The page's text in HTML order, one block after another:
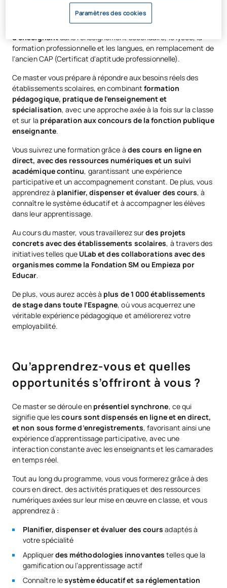
master universitaire en enseignement secondaire
le diplôme officiel qui dispense laformation pédagogique et
didactique obligatoire pour exercer la profession
d'enseignantdans l'enseignement secondaire, le lycée, la
formation professionnelle et les langues, en remplacement de
l'ancien CAP (Certificat d'aptitude professionnelle).
Ce master vous prépare à répondre aux besoins réels des
établissements scolaires, en combinantformation
pédagogique, pratique de l’enseignement et
spécialisation, avec une approche axée à la fois sur la classe
et sur la préparation aux concours de la fonction publique
enseignante.
Vous suivrez une formation grâce à des cours en ligne en
direct, avec des ressources numériques et un suivi
académique continu, garantissant une expérience
participative et un accompagnement constant. De plus, vous
apprendrez à planifier, dispenser et évaluer des cours, à
connaître le système éducatif et à accompagner les élèves
dans leur apprentissage.
Au cours du master, vous travaillerez surdes projets
concrets avec des établissements scolaires, à travers des
initiatives telles que ULab et des collaborations avec des
organismes comme la Fondation SM ou Empieza por
Educar.
De plus, vous aurez accès à plus de 1 000 établissements
de stage dans toute l’Espagne, où vous acquerrez une
véritable expérience pédagogique et améliorerez votre
employabilité.
Qu’apprendrez-vous et quelles
opportunités s’offriront à vous ?
Ce master se déroule en présentiel synchrone, ce qui
signifie que lescours sont dispensés en ligne et en direct,
et non sous forme d’enregistrements, favorisant ainsi une
expérience d’apprentissage participative, avec une
interaction constante avec les enseignants et les camarades
en temps réel.
Tout au long du programme, vous vous formerez grâce à des
cours en direct, des activités pratiques et des ressources
numériques axées sur leur mise en œuvre en classe, et vous
apprendrez à :
Planifier, dispenser et évaluer des coursadaptés à
votre spécialité
Appliquerdes méthodologies innovantestelles que la
gamification ou l’apprentissage actif
Connaître lesystème éducatif et sa réglementation
Paramètres des cookies